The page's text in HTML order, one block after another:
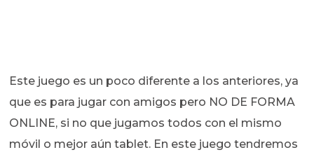
Este juego es un poco diferente a los anteriores, ya
que es para jugar con amigos pero NO DE FORMA
ONLINE, si no que jugamos todos con el mismo
móvil o mejor aún tablet. En este juego tendremos